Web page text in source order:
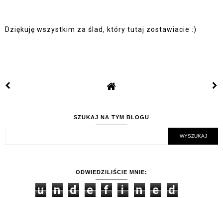
Dziękuję wszystkim za ślad, który tutaj zostawiacie :)
SZUKAJ NA TYM BLOGU
ODWIEDZILIŚCIE MNIE:
u n d e f i n e d